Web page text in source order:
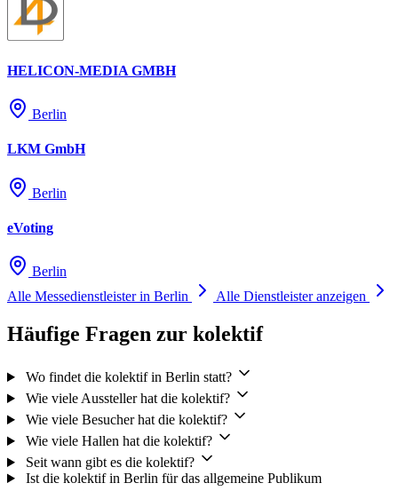
HELICON-MEDIA GMBH
Berlin
LKM GmbH
Berlin
eVoting
Berlin
Alle Messedienstleister in Berlin
Alle Dienstleister anzeigen
Häufige Fragen zur kolektif
Wo findet die kolektif in Berlin statt?
Wie viele Aussteller hat die kolektif?
Wie viele Besucher hat die kolektif?
Wie viele Hallen hat die kolektif?
Seit wann gibt es die kolektif?
Ist die kolektif in Berlin für das allgemeine Publikum